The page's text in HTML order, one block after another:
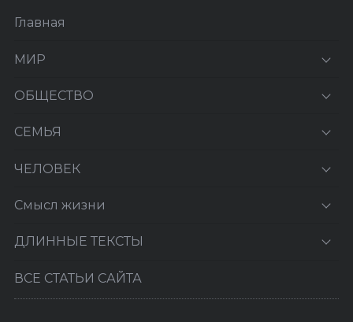
Главная
МИР
ОБЩЕСТВО
СЕМЬЯ
ЧЕЛОВЕК
Смысл жизни
ДЛИННЫЕ ТЕКСТЫ
ВСЕ СТАТЬИ САЙТА